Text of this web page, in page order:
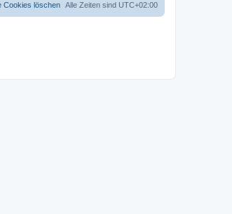
Alle Zeiten sind UTC+02:00
Cookies löschen